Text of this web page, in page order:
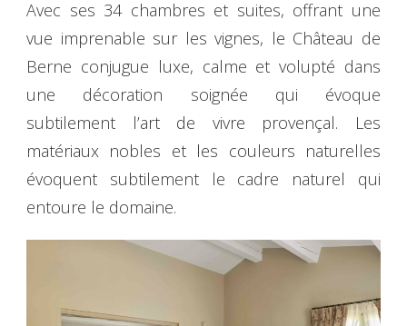
Avec ses 34 chambres et suites, offrant une
vue imprenable sur les vignes, le Château de
Berne conjugue luxe, calme et volupté dans
une décoration soignée qui évoque
subtilement l’art de vivre provençal. Les
matériaux nobles et les couleurs naturelles
évoquent subtilement le cadre naturel qui
entoure le domaine.